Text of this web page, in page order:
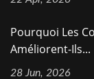
Pourquoi Les
Améliorent-Ils...
28 Jun, 2026